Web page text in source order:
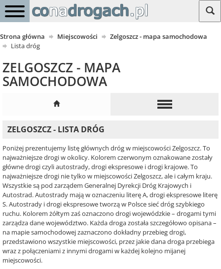
Strona główna Miejscowości
Zelgoszcz - mapa samochodowa
Lista dróg
ZELGOSZCZ - MAPA
SAMOCHODOWA
ZELGOSZCZ - LISTA DRÓG
Poniżej prezentujemy listę głównych dróg w miejscowości Zelgoszcz. To
najważniejsze drogi w okolicy. Kolorem czerwonym oznakowane zostały
główne drogi czyli autostrady, drogi ekspresowe i drogi krajowe. To
najważniejsze drogi nie tylko w miejscowości Zelgoszcz, ale i całym kraju.
Wszystkie są pod zarządem Generalnej Dyrekcji Dróg Krajowych i
Autostrad. Autostrady mają w oznaczeniu literę A, drogi ekspresowe literę
S. Autostrady i drogi ekspresowe tworzą w Polsce sieć dróg szybkiego
ruchu. Kolorem żółtym zaś oznaczono drogi wojewódzkie – drogami tymi
zarządza dane województwo. Każda droga została szczegółowo opisana –
na mapie samochodowej zaznaczono dokładny przebieg drogi,
przedstawiono wszystkie miejscowości, przez jakie dana droga przebiega
wraz z połączeniami z innymi drogami w każdej kolejno mijanej
miejscowości.